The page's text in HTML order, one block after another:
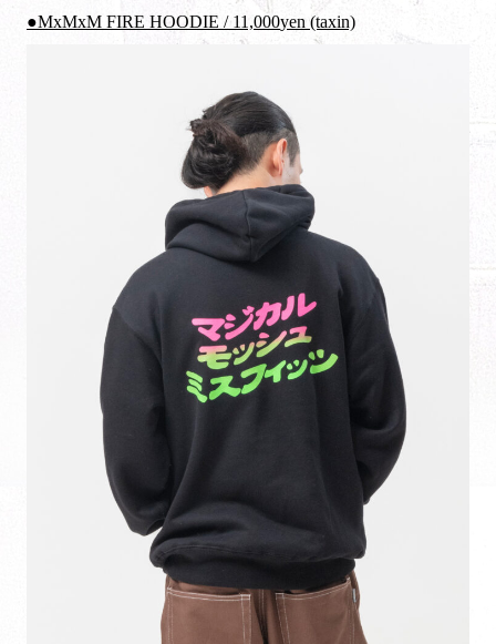
●MxMxM FIRE HOODIE / 11,000yen (taxin)